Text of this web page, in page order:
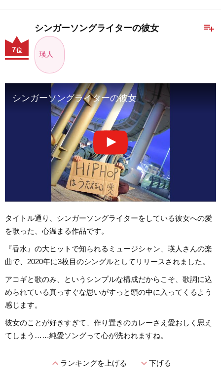
playlist_add
シンガーソングライターの彼女
瑛人
7位
シンガーソングライターの彼女
タイトル通り、シンガーソングライターをしている彼女への愛
を歌った、心温まる作品です。
『香水』の大ヒットで知られるミュージシャン、瑛人さんの楽
曲で、2020年に3枚目のシングルとしてリリースされました。
アコギと歌のみ、というシンプルな構成だからこそ、歌詞に込
められている真っすぐな思いがすっと頭の中に入ってくるよう
感じます。
彼女のことが好きすぎて、作り置きのカレーさえ愛おしく思え
てしまう……純愛ソングって心が洗われますね。
expand_lessランキングを上げる expand_more下げる